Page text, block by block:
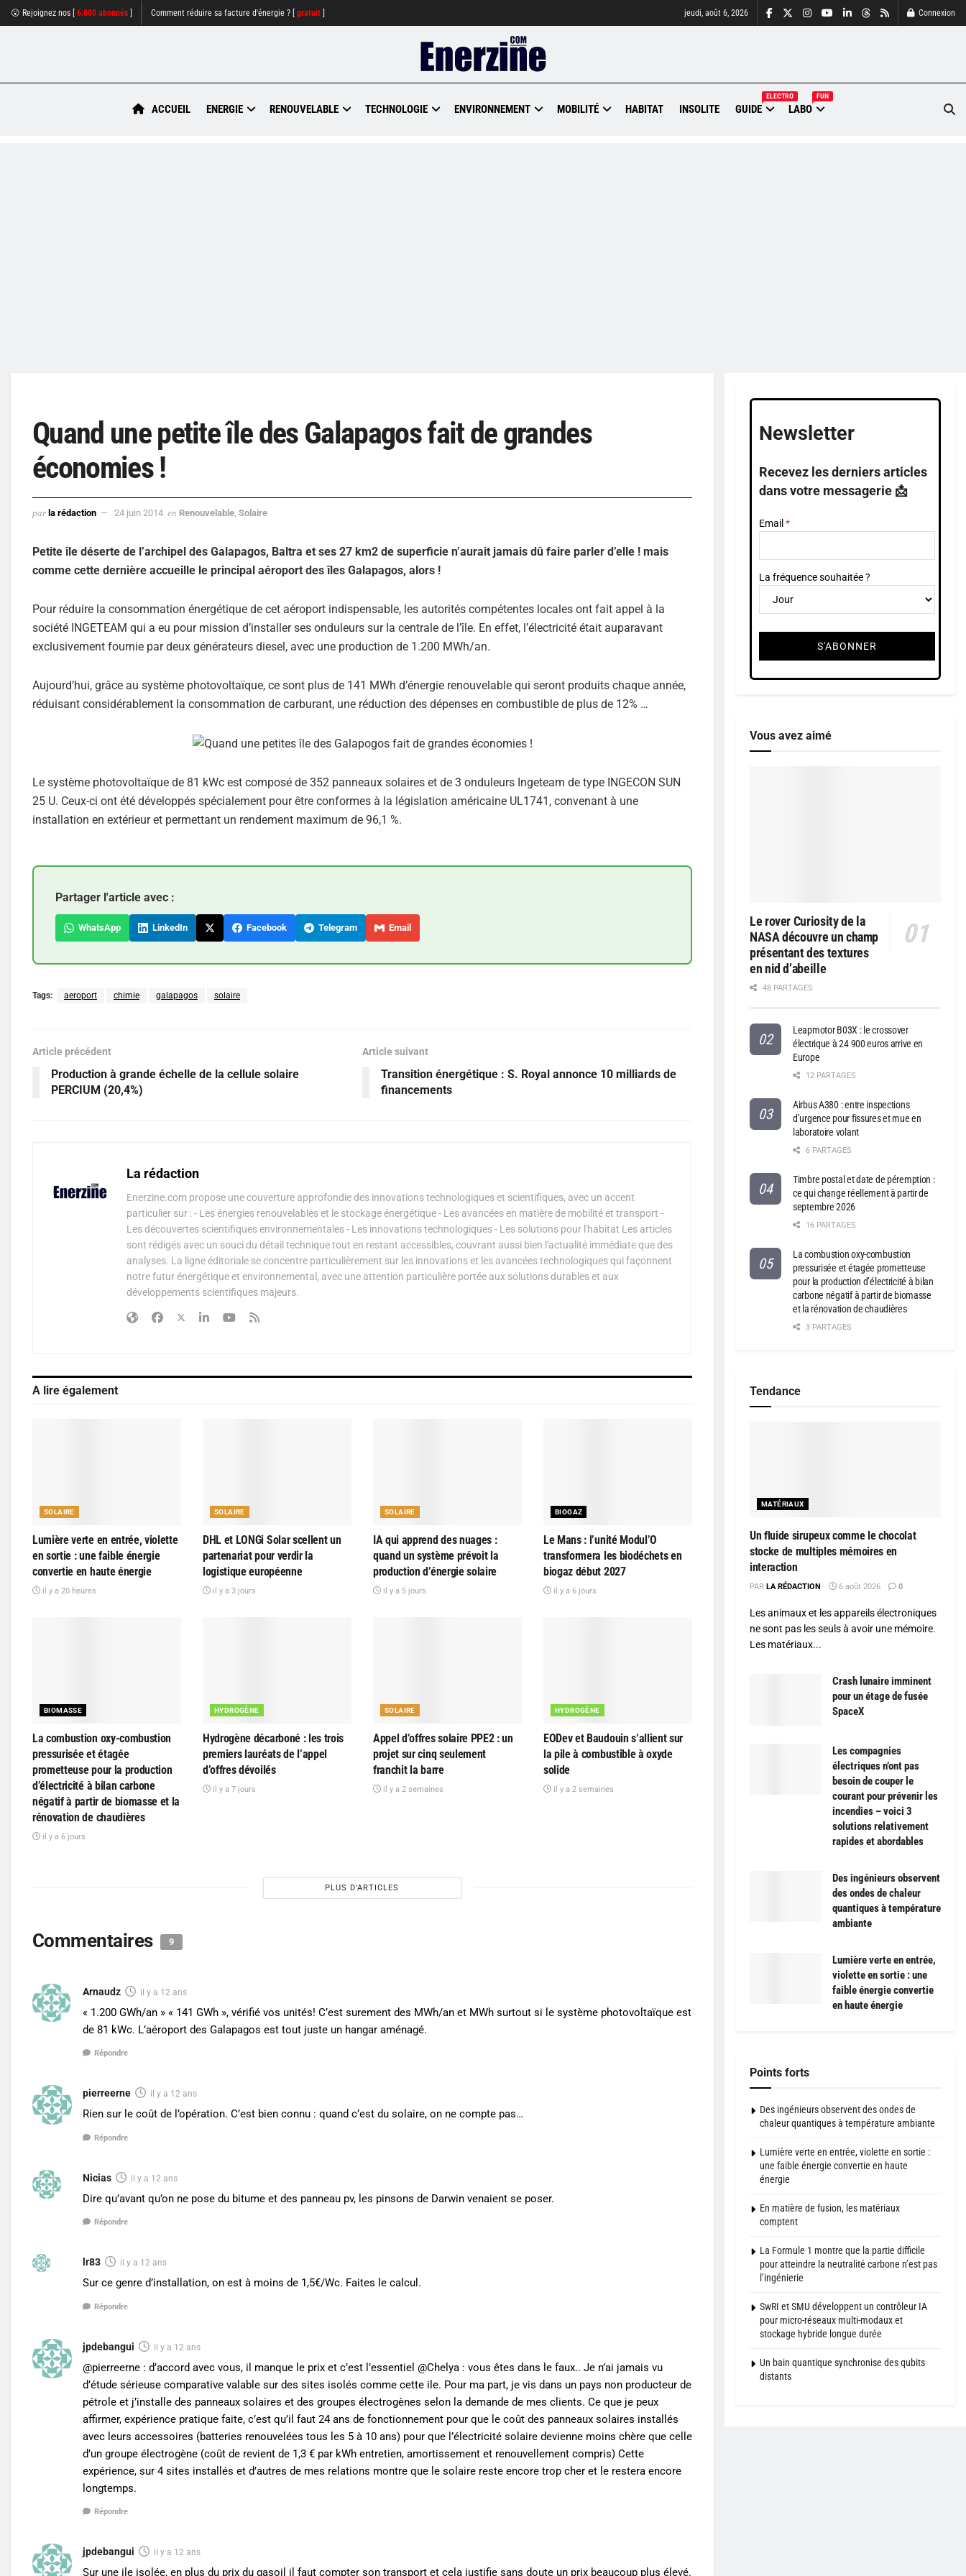
😮 Rejoignez nos [ 6.000 abonnés Comment réduire sa facture d'énergie ? [ gratuit jeudi, août 6, 2026 Connexion
ACCUEIL ENERGIE RENOUVELABLE TECHNOLOGIE ENVIRONNEMENT MOBILITÉ HABITAT INSOLITE GUIDE
ELECTRO
LABO
FUN
Quand une petite île des Galapagos fait de grandes
économies !
par la rédaction 24 juin 2014 en Renouvelable Solaire
Petite île déserte de l’archipel des Galapagos, Baltra et ses 27 km2 de superficie n’aurait jamais dû faire parler d’elle ! mais
comme cette dernière accueille le principal aéroport des îles Galapagos, alors !
Pour réduire la consommation énergétique de cet aéroport indispensable, les autorités compétentes locales ont fait appel à la
société INGETEAM qui a eu pour mission d’installer ses onduleurs sur la centrale de l’île. En effet, l’électricité était auparavant
exclusivement fournie par deux générateurs diesel, avec une production de 1.200 MWh/an.
Aujourd’hui, grâce au système photovoltaïque, ce sont plus de 141 MWh d’énergie renouvelable qui seront produits chaque année,
réduisant considérablement la consommation de carburant, une réduction des dépenses en combustible de plus de 12% …
Le système photovoltaïque de 81 kWc est composé de 352 panneaux solaires et de 3 onduleurs Ingeteam de type INGECON SUN
25 U. Ceux-ci ont été développés spécialement pour être conformes à la législation américaine UL1741, convenant à une
installation en extérieur et permettant un rendement maximum de 96,1 %.
Partager l'article avec :
WhatsApp LinkedIn Facebook Telegram Email
Tags: aeroport chimie galapagos solaire
Article précédent
Production à grande échelle de la cellule solaire
PERCIUM (20,4%)
Article suivant
Transition énergétique : S. Royal annonce 10 milliards de
financements
La rédaction
Enerzine.com propose une couverture approfondie des innovations technologiques et scientifiques, avec un accent
particulier sur : - Les énergies renouvelables et le stockage énergétique - Les avancées en matière de mobilité et transport -
Les découvertes scientifiques environnementales - Les innovations technologiques - Les solutions pour l'habitat Les articles
sont rédigés avec un souci du détail technique tout en restant accessibles, couvrant aussi bien l'actualité immédiate que des
analyses. La ligne éditoriale se concentre particulièrement sur les innovations et les avancées technologiques qui façonnent
notre futur énergétique et environnemental, avec une attention particulière portée aux solutions durables et aux
développements scientifiques majeurs.
A lire également
SOLAIRE
Lumière verte en entrée, violette
en sortie : une faible énergie
convertie en haute énergie
il y a 20 heures
SOLAIRE
DHL et LONGi Solar scellent un
partenariat pour verdir la
logistique européenne
il y a 3 jours
SOLAIRE
IA qui apprend des nuages :
quand un système prévoit la
production d’énergie solaire
il y a 5 jours
BIOGAZ
Le Mans : l’unité Modul’O
transformera les biodéchets en
biogaz début 2027
il y a 6 jours
BIOMASSE
La combustion oxy-combustion
pressurisée et étagée
prometteuse pour la production
d’électricité à bilan carbone
négatif à partir de biomasse et la
rénovation de chaudières
il y a 6 jours
HYDROGÈNE
Hydrogène décarboné : les trois
premiers lauréats de l’appel
d’offres dévoilés
il y a 7 jours
SOLAIRE
Appel d’offres solaire PPE2 : un
projet sur cinq seulement
franchit la barre
il y a 2 semaines
HYDROGÈNE
EODev et Baudouin s’allient sur
la pile à combustible à oxyde
solide
il y a 2 semaines
PLUS D'ARTICLES
Commentaires 9
Arnaudz il y a 12 ans
« 1.200 GWh/an » « 141 GWh », vérifié vos unités! C’est surement des MWh/an et MWh surtout si le système photovoltaïque est
de 81 kWc. L’aéroport des Galapagos est tout juste un hangar aménagé.
Répondre
pierreerne il y a 12 ans
Rien sur le coût de l’opération. C’est bien connu : quand c’est du solaire, on ne compte pas…
Répondre
Nicias il y a 12 ans
Dire qu’avant qu’on ne pose du bitume et des panneau pv, les pinsons de Darwin venaient se poser.
Répondre
lr83 il y a 12 ans
Sur ce genre d’installation, on est à moins de 1,5€/Wc. Faites le calcul.
Répondre
jpdebangui il y a 12 ans
@pierreerne : d’accord avec vous, il manque le prix et c’est l’essentiel @Chelya : vous êtes dans le faux.. Je n’ai jamais vu
d’étude sérieuse comparative valable sur des sites isolés comme cette ile. Pour ma part, je vis dans un pays non producteur de
pétrole et j’installe des panneaux solaires et des groupes électrogènes selon la demande de mes clients. Ce que je peux
affirmer, expérience pratique faite, c’est qu’il faut 24 ans de fonctionnement pour que le coût des panneaux solaires installés
avec leurs accessoires (batteries renouvelées tous les 5 à 10 ans) pour que l’électricité solaire devienne moins chère que celle
d’un groupe électrogène (coût de revient de 1,3 € par kWh entretien, amortissement et renouvellement compris) Cette
expérience, sur 4 sites installés et d’autres de mes relations montre que le solaire reste encore trop cher et le restera encore
longtemps.
Répondre
jpdebangui il y a 12 ans
Sur une ile isolée, en plus du prix du gasoil il faut compter son transport et cela justifie sans doute un prix beaucoup plus élevé.
Newsletter
Recevez les derniers articles
dans votre messagerie 📩
Email
La fréquence souhaitée ?
Vous avez aimé
Le rover Curiosity de la
NASA découvre un champ
présentant des textures
en nid d’abeille
48 PARTAGES
Leapmotor B03X : le crossover
électrique à 24 900 euros arrive en
Europe
12 PARTAGES
Airbus A380 : entre inspections
d’urgence pour fissures et mue en
laboratoire volant
6 PARTAGES
Timbre postal et date de péremption :
ce qui change réellement à partir de
septembre 2026
16 PARTAGES
La combustion oxy-combustion
pressurisée et étagée prometteuse
pour la production d’électricité à bilan
carbone négatif à partir de biomasse
et la rénovation de chaudières
3 PARTAGES
Tendance
MATÉRIAUX
Un fluide sirupeux comme le chocolat
stocke de multiples mémoires en
interaction
PAR LA RÉDACTION 6 août 2026 0
Les animaux et les appareils électroniques
ne sont pas les seuls à avoir une mémoire.
Les matériaux...
Crash lunaire imminent
pour un étage de fusée
SpaceX
Les compagnies
électriques n’ont pas
besoin de couper le
courant pour prévenir les
incendies – voici 3
solutions relativement
rapides et abordables
Des ingénieurs observent
des ondes de chaleur
quantiques à température
ambiante
Lumière verte en entrée,
violette en sortie : une
faible énergie convertie
en haute énergie
Points forts
Des ingénieurs observent des ondes de
chaleur quantiques à température ambiante
Lumière verte en entrée, violette en sortie :
une faible énergie convertie en haute
énergie
En matière de fusion, les matériaux
comptent
La Formule 1 montre que la partie difficile
pour atteindre la neutralité carbone n’est pas
l’ingénierie
SwRI et SMU développent un contrôleur IA
pour micro-réseaux multi-modaux et
stockage hybride longue durée
Un bain quantique synchronise des qubits
distants